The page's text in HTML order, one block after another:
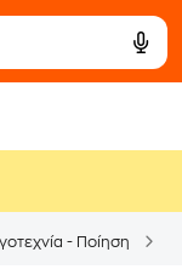
- Ποίηση